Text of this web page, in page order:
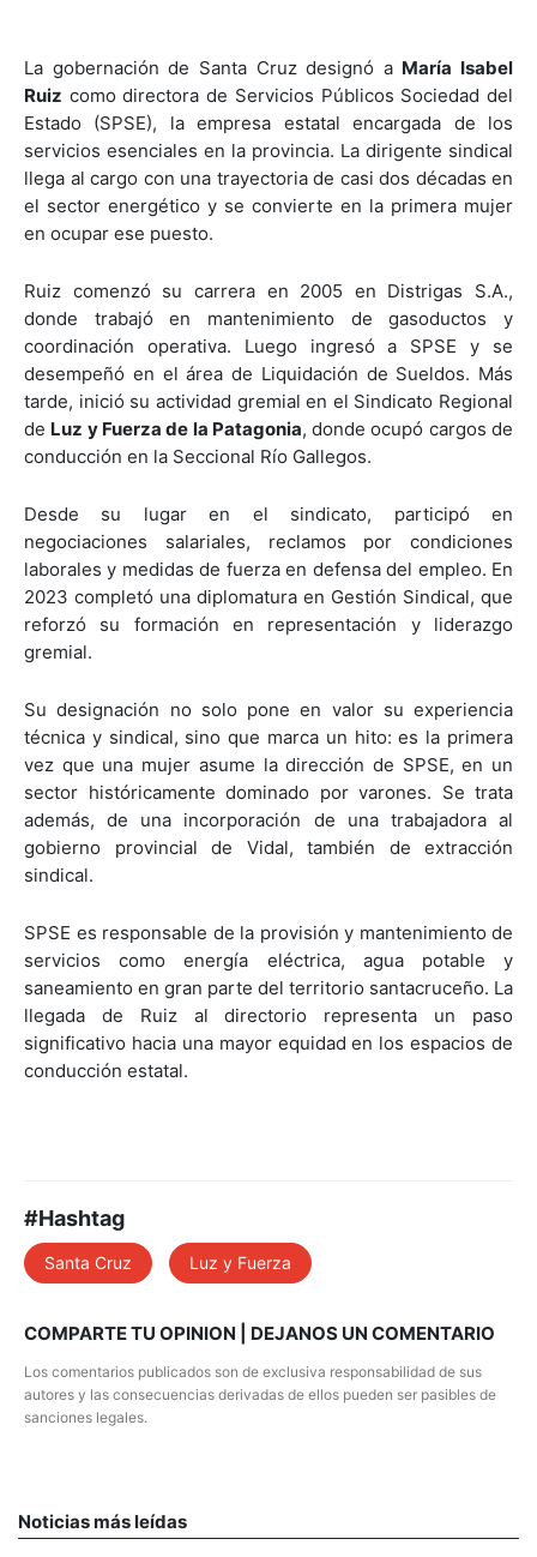
La gobernación de Santa Cruz designó a María Isabel
Ruiz como directora de Servicios Públicos Sociedad del
Estado (SPSE), la empresa estatal encargada de los
servicios esenciales en la provincia. La dirigente sindical
llega al cargo con una trayectoria de casi dos décadas en
el sector energético y se convierte en la primera mujer
en ocupar ese puesto.
Ruiz comenzó su carrera en 2005 en Distrigas S.A.,
donde trabajó en mantenimiento de gasoductos y
coordinación operativa. Luego ingresó a SPSE y se
desempeñó en el área de Liquidación de Sueldos. Más
tarde, inició su actividad gremial en el Sindicato Regional
de Luz y Fuerza de la Patagonia, donde ocupó cargos de
conducción en la Seccional Río Gallegos.
Desde su lugar en el sindicato, participó en
negociaciones salariales, reclamos por condiciones
laborales y medidas de fuerza en defensa del empleo. En
2023 completó una diplomatura en Gestión Sindical, que
reforzó su formación en representación y liderazgo
gremial.
Su designación no solo pone en valor su experiencia
técnica y sindical, sino que marca un hito: es la primera
vez que una mujer asume la dirección de SPSE, en un
sector históricamente dominado por varones. Se trata
además, de una incorporación de una trabajadora al
gobierno provincial de Vidal, también de extracción
sindical.
SPSE es responsable de la provisión y mantenimiento de
servicios como energía eléctrica, agua potable y
saneamiento en gran parte del territorio santacruceño. La
llegada de Ruiz al directorio representa un paso
significativo hacia una mayor equidad en los espacios de
conducción estatal.
#Hashtag
Santa Cruz Luz y Fuerza
COMPARTE TU OPINION | DEJANOS UN COMENTARIO
Los comentarios publicados son de exclusiva responsabilidad de sus
autores y las consecuencias derivadas de ellos pueden ser pasibles de
sanciones legales.
Noticias más leídas